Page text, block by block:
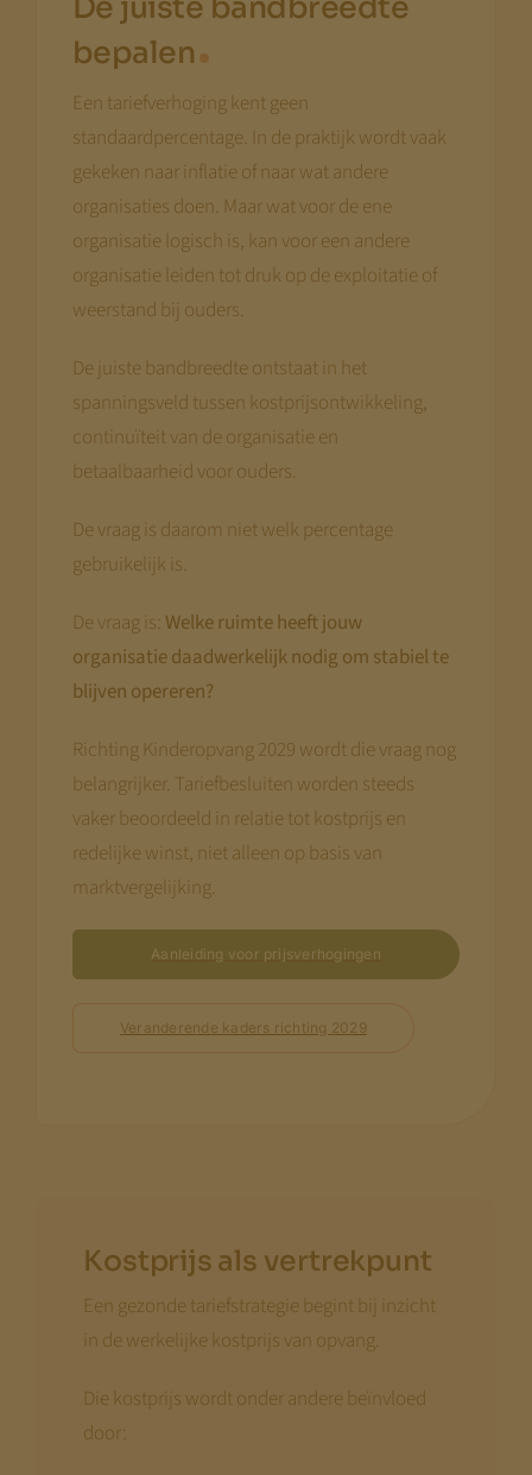
bepalen
Een tariefverhoging kent geen
standaardpercentage. In de praktijk wordt vaak
gekeken naar inflatie of naar wat andere
organisaties doen. Maar wat voor de ene
organisatie logisch is, kan voor een andere
organisatie leiden tot druk op de exploitatie of
weerstand bij ouders.
De juiste bandbreedte ontstaat in het
spanningsveld tussen kostprijsontwikkeling,
continuïteit van de organisatie en
betaalbaarheid voor ouders.
De vraag is daarom niet welk percentage
gebruikelijk is.
De vraag is: Welke ruimte heeft jouw
organisatie daadwerkelijk nodig om stabiel te
blijven opereren?
Richting Kinderopvang 2029 wordt die vraag nog
belangrijker. Tariefbesluiten worden steeds
vaker beoordeeld in relatie tot kostprijs en
redelijke winst, niet alleen op basis van
marktvergelijking.
Aanleiding voor prijsverhogingen
Veranderende kaders richting 2029
Kostprijs als vertrekpunt
Een gezonde tariefstrategie begint bij inzicht
in de werkelijke kostprijs van opvang.
Die kostprijs wordt onder andere beïnvloed
door: